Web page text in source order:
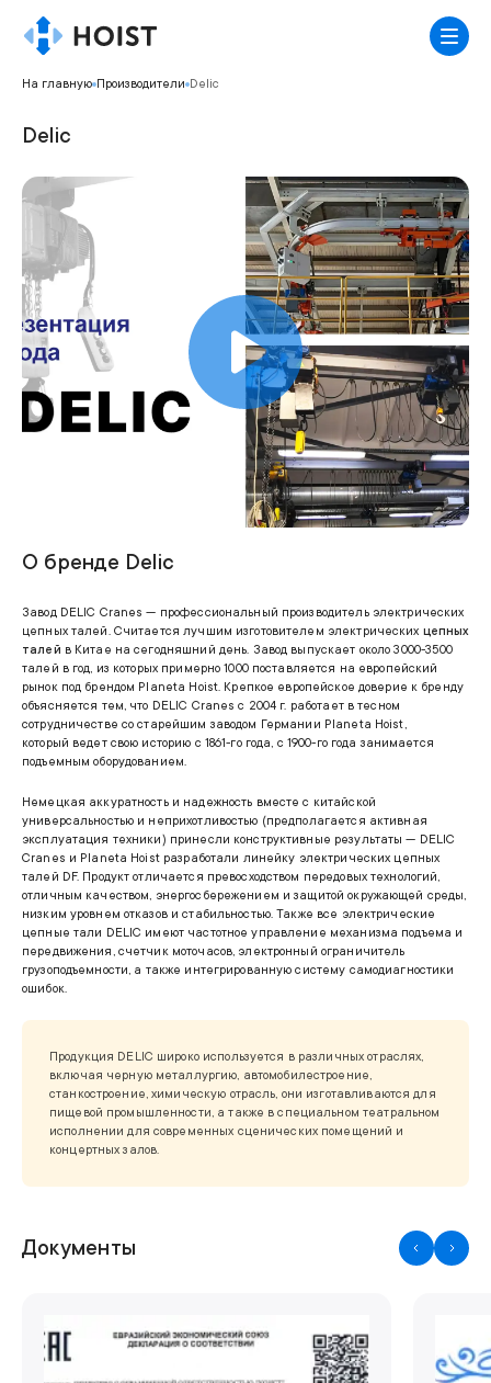
На главную Производители Delic
Delic
О бренде Delic
Завод DELIC Cranes — профессиональный производитель электрических
цепных талей. Считается лучшим изготовителем электрических цепных
талей в Китае на сегодняшний день. Завод выпускает около 3000-3500
талей в год, из которых примерно 1000 поставляется на европейский
рынок под брендом Planeta Hoist. Крепкое европейское доверие к бренду
объясняется тем, что DELIC Cranes с 2004 г. работает в тесном
сотрудничестве со старейшим заводом Германии Planeta Hoist,
который ведет свою историю с 1861-го года, с 1900-го года занимается
подъемным оборудованием.
Немецкая аккуратность и надежность вместе с китайской
универсальностью и неприхотливостью (предполагается активная
эксплуатация техники) принесли конструктивные результаты — DELIC
Cranes и Planeta Hoist разработали линейку электрических цепных
талей DF. Продукт отличается превосходством передовых технологий,
отличным качеством, энергосбережением и защитой окружающей среды,
низким уровнем отказов и стабильностью. Также все электрические
цепные тали DELIC имеют частотное управление механизма подъема и
передвижения, счетчик моточасов, электронный ограничитель
грузоподъемности, а также интегрированную систему самодиагностики
ошибок.
Продукция DELIC широко используется в различных отраслях,
включая черную металлургию, автомобилестроение,
станкостроение, химическую отрасль, они изготавливаются для
пищевой промышленности, а также в специальном театральном
исполнении для современных сценических помещений и
концертных залов.
Документы